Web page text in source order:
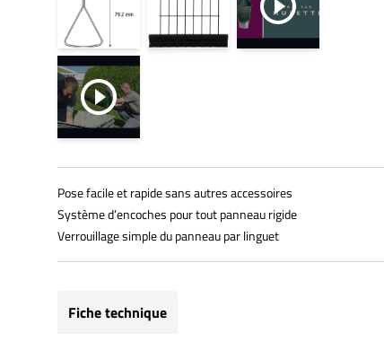
Pose facile et rapide sans autres accessoires
Système d’encoches pour tout panneau rigide
Verrouillage simple du panneau par linguet
Fiche technique